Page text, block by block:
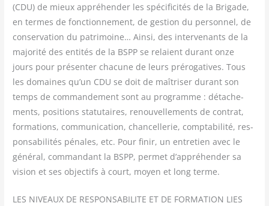
(CDU) de mieux appré­hen­der les spé­ci­fi­ci­tés de la Bri­gade,
en termes de fonc­tion­ne­ment, de ges­tion du per­son­nel, de
conser­va­tion du patri­moine… Ain­si, des inter­ve­nants de la
majo­ri­té des enti­tés de la BSPP se relaient durant onze
jours pour pré­sen­ter cha­cune de leurs pré­ro­ga­tives. Tous
les domaines qu’un CDU se doit de maî­tri­ser durant son
temps de com­man­de­ment sont au pro­gramme : déta­che­
ments, posi­tions sta­tu­taires, renou­vel­le­ments de contrat,
for­ma­tions, com­mu­ni­ca­tion, chan­cel­le­rie, comp­ta­bi­li­té, res­
pon­sa­bi­li­tés pénales, etc. Pour finir, un entre­tien avec le
géné­ral, com­man­dant la BSPP, per­met d’appréhender sa
vision et ses objec­tifs à court, moyen et long terme.
LES NIVEAUX DE RESPONSABILITE ET DE FORMATION LIES